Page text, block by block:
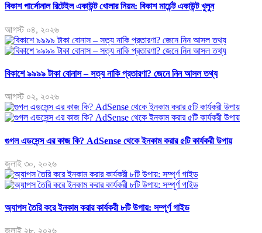
বিকাশ পার্সোনাল রিটেইল একাউন্ট খোলার নিয়ম: বিকাশ মার্চেন্ট একাউন্ট খুলুন
আগস্ট ০৪, ২০২৬
বিকাশে ৯৯৯৯ টাকা বোনাস – সত্য নাকি প্রতারণা? জেনে নিন আসল তথ্য
আগস্ট ০২, ২০২৬
গুগল এডসেন্স এর কাজ কি? AdSense থেকে ইনকাম করার ৫টি কার্যকরী উপায়
জুলাই ৩০, ২০২৬
অ্যাপস তৈরি করে ইনকাম করার কার্যকরী ৮টি উপায়: সম্পূর্ণ গাইড
জুলাই ২৮, ২০২৬